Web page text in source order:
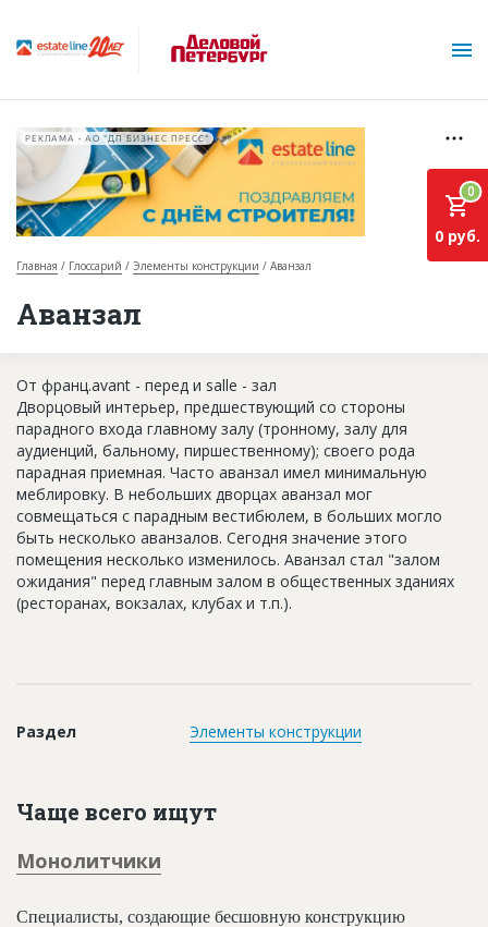
О проекте
База строящихся объектов
Инвестпроекты
Глоссарий
Новости
Платные услуги
Пресс-релизы
РЕКЛАМА • АО "ДП БИЗНЕС ПРЕСС"
Главная Глоссарий Элементы конструкции Аванзал
Аванзал
0
0 руб.
От франц.avant - перед и salle - зал
Дворцовый интерьер, предшествующий со стороны
парадного входа главному залу (тронному, залу для
аудиенций, бальному, пиршественному); своего рода
парадная приемная. Часто аванзал имел минимальную
меблировку. В небольших дворцах аванзал мог
совмещаться с парадным вестибюлем, в больших могло
быть несколько аванзалов. Сегодня значение этого
помещения несколько изменилось. Аванзал стал "залом
ожидания" перед главным залом в общественных зданиях
(ресторанах, вокзалах, клубах и т.п.).
Раздел Элементы конструкции
Чаще всего ищут
Монолитчики
Специалисты, создающие бесшовную конструкцию